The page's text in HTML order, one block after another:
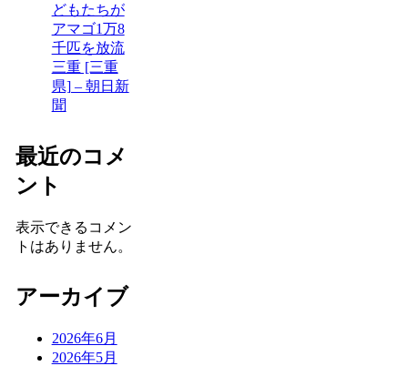
どもたちが
アマゴ1万8
千匹を放流
三重 [三重
県] – 朝日新
聞
最近のコメ
ント
表示できるコメン
トはありません。
アーカイブ
2026年6月
2026年5月